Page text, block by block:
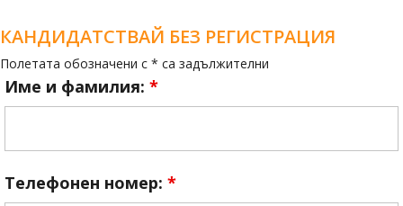
КАНДИДАТСТВАЙ БЕЗ РЕГИСТРАЦИЯ
Полетата обозначени с * са задължителни
Име и фамилия: *
Телефонен номер: *